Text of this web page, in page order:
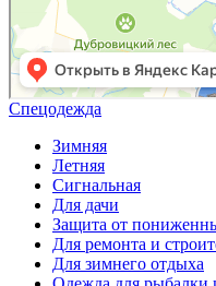
Спецодежда
Зимняя
Летняя
Сигнальная
Для дачи
Защита от
Для ремонта и
Для зимнего отдыха